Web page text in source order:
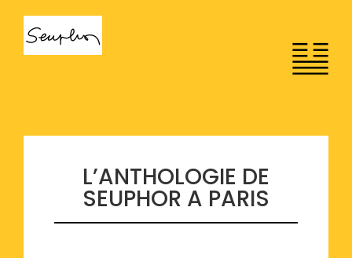
contenu
L’ANTHOLOGIE DE
SEUPHOR A PARIS